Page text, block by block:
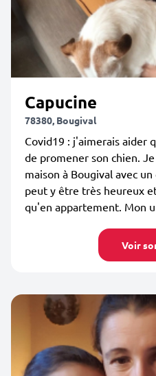
Capucine
78380, Bougival
Covid19 : j'aimerais aider
de promener son chien.
maison à Bougival avec
peut y être très heureux
qu'en appartement. Mon
Voir